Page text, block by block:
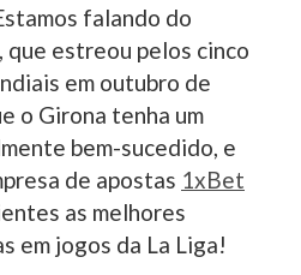
falando do
que estreou pelos cinco
em outubro de
o Girona tenha um
bem-sucedido, e
de apostas 1xBet
as melhores
em jogos da La Liga!